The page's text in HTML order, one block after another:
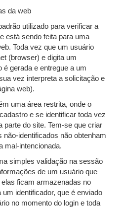
da web
utilizado para verificar a
está sendo feita para uma
Toda vez que um usuário
(browser) e digita um
gerada e entregue a um
vez interpreta a solicitação e
web).
uma área restrita, onde o
e se identificar toda vez
parte do site. Tem-se que criar
não-identificados não obtenham
mal-intencionada.
simples validação na sessão
de um usuário que
ficam armazenadas no
identificador, que é enviado
no momento do login e toda